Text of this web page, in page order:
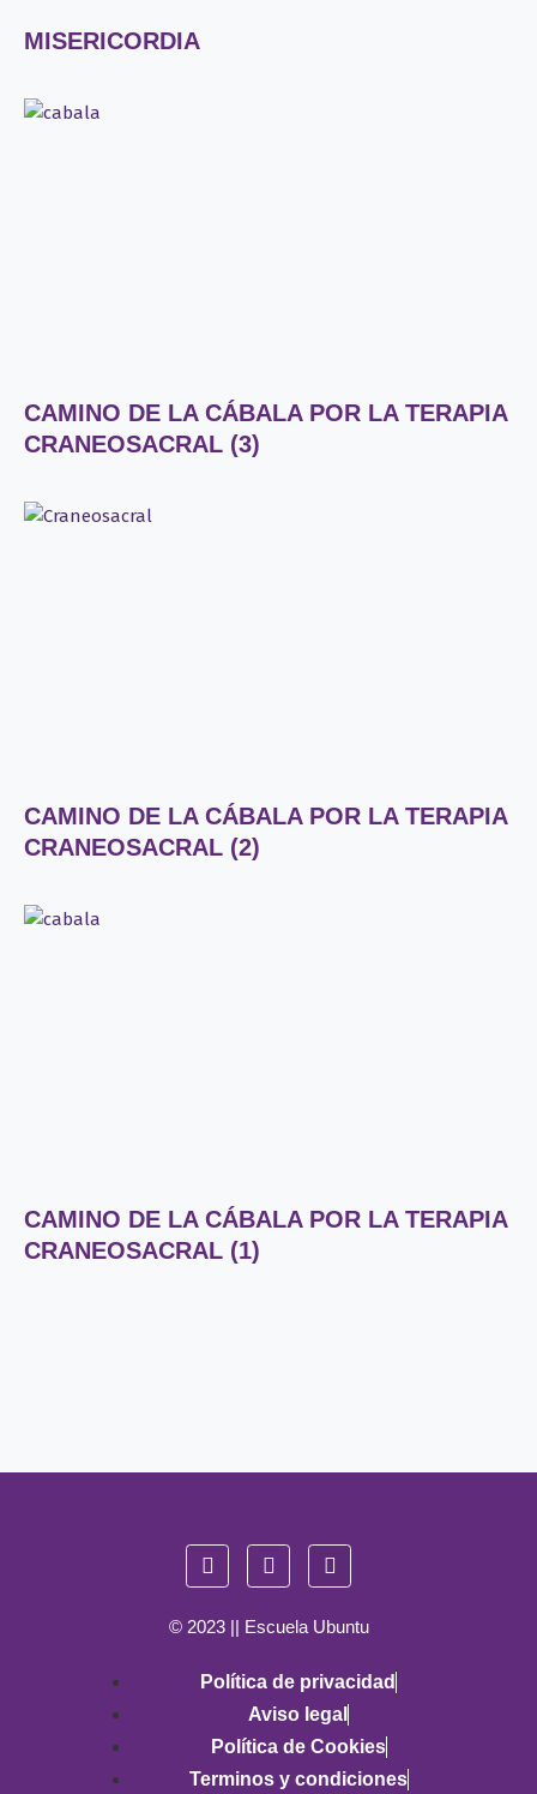
MISERICORDIA
CAMINO DE LA CÁBALA POR LA TERAPIA
CRANEOSACRAL (3)
CAMINO DE LA CÁBALA POR LA TERAPIA
CRANEOSACRAL (2)
CAMINO DE LA CÁBALA POR LA TERAPIA
CRANEOSACRAL (1)
© 2023 || Escuela Ubuntu
Política de privacidad
Aviso legal
Política de Cookies
Terminos y condiciones